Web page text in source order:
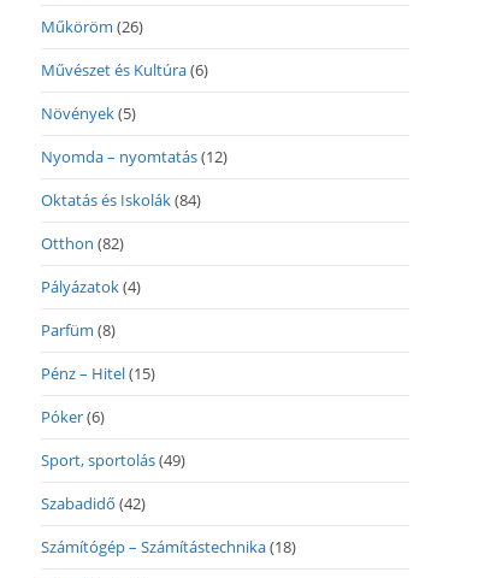
Műköröm (26)
Művészet és Kultúra(6)
Növények(5)
Nyomda – nyomtatás(12)
Oktatás és Iskolák(84)
Otthon (82)
Pályázatok(4)
Parfüm (8)
Pénz – Hitel(15)
Póker(6)
Sport, sportolás(49)
Szabadidő (42)
Számítógép – Számítástechnika(18)